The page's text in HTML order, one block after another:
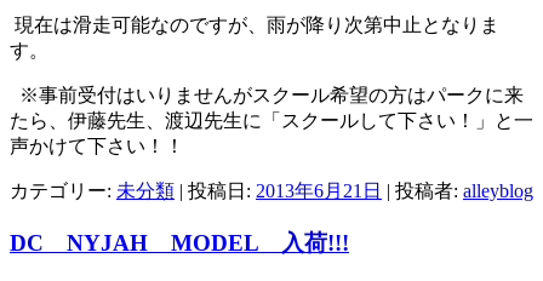
現在は滑走可能なのですが、雨が降り次第中止となりま
す。
※事前受付はいりませんがスクール希望の方はパークに来
たら、伊藤先生、渡辺先生に「スクールして下さい！」と一
声かけて下さい！！
カテゴリー: 未分類 | 投稿日: 2013年6月21日 | 投稿者: alleyblog
DC NYJAH MODEL 入荷!!!